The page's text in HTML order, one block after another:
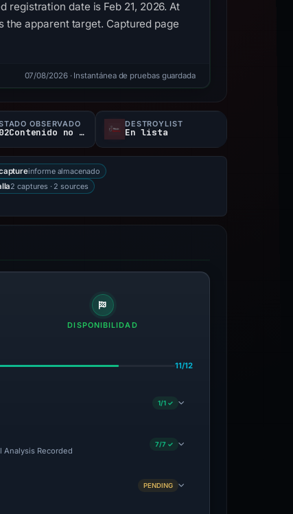
registration date is Feb 21, 2026. At
the apparent target. Captured page
07/08/2026· Instantánea de pruebas guardada
OBSERVADO
502Contenido no disponible
DESTROYLIST
En lista
informe almacenado
2 captures · 2 sources
DISPONIBILIDAD
11/12
1/1 ✓
Analysis Recorded
7/7 ✓
PENDING